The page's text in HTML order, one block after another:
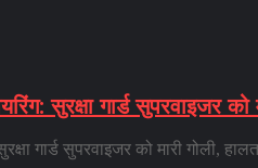
सुरक्षा गार्ड सुपरवाइजर को
गार्ड सुपरवाइजर को मारी गोली,